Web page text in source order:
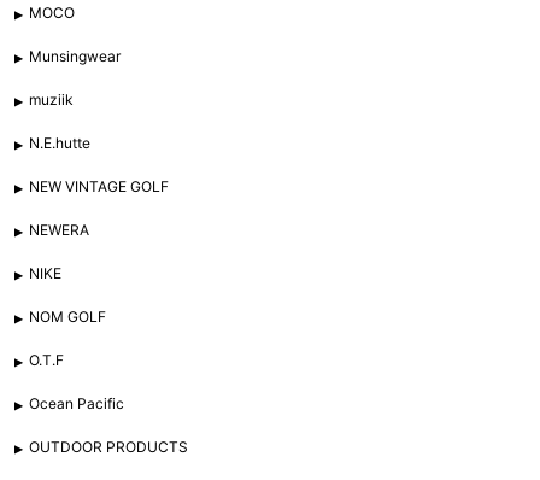
MOCO
Munsingwear
muziik
N.E.hutte
NEW VINTAGE GOLF
NEWERA
NIKE
NOM GOLF
O.T.F
Ocean Pacific
OUTDOOR PRODUCTS